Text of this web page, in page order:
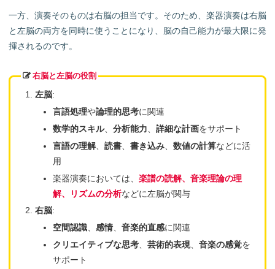
よくある質問
一方、演奏そのものは右脳の担当です。そのため、楽器演奏は右脳
と左脳の両方を同時に使うことになり、脳の自己能力が最大限に発
揮されるのです。
右脳と左脳の役割
左脳:
言語処理や論理的思考に関連
数学的スキル、 分析能力 詳細な計画をサポート
言語の理解、 読書、 書き込み、 数値の計算などに活
用
楽器演奏においては、 楽譜の読解、 音楽理論の理
解、 リズムの分析などに左脳が関与
右脳:
空間認識、 感情、 音楽的直感に関連
クリエイティブな思考、 芸術的表現、 音楽の感覚を
サポート